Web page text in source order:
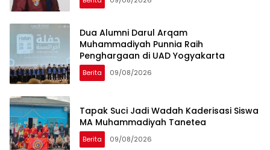
Dua Alumni Darul Arqam
Muhammadiyah Punnia Raih
Penghargaan di UAD Yogyakarta
Berita 09/08/2026
Tapak Suci Jadi Wadah Kaderisasi Siswa
MA Muhammadiyah Tanetea
Berita 09/08/2026